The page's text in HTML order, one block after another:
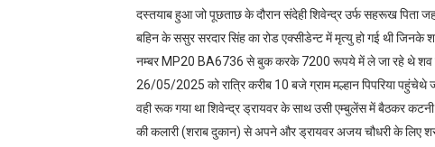
दस्तयाब हुआ जो पूछताछ के दौरान संदेही शिवेन्द्र उर्फ सहरूख पिता
बहिन के ससुर सरदार सिंह का रोड एक्सीडेन्ट में मृत्यु हो गई थी
नम्बर MP20 BA6736 से बुक करके 7200 रूपये में ले जा रहे थे शव
26/05/2025 को रात्रि करीब 10 बजे ग्राम मल्हान पिपरिया
वही रूक गया था शिवेन्द्र ड्रायवर के साथ उसी एम्बुलेंस में बैठकर
की कलारी (शराब दुकान) से अपने और ड्रायवर अजय चौधरी के लिए